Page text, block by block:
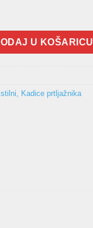
2001 količina
U KOŠARICU
Kadice prtljažnika